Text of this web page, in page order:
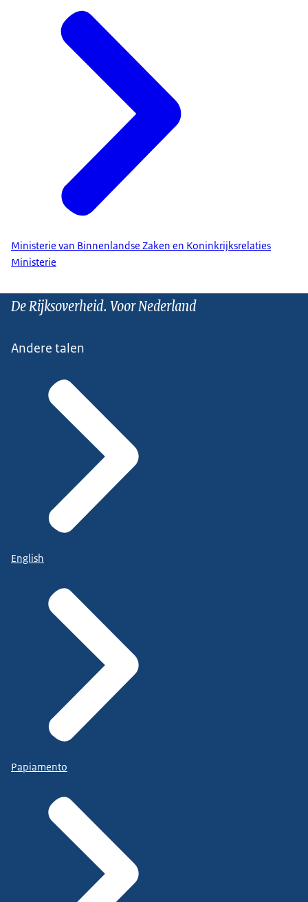
Ministerie van Binnenlandse Zaken en Koninkrijksrelaties
Ministerie
De Rijksoverheid. Voor Nederland
Andere talen
English
Papiamento